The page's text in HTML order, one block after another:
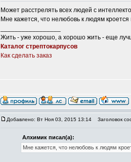
Может расстрелять всех людей с
Мне кажется, что нелюбовь к людям кроется
Жить - уже хорошо, а хорошо жить - еще
Каталог стрептокарпусов
Как сделать заказ
Добавлено: Вт Ноя 03, 2015 13:14 Заголовок
Алхимик писал(а):
Мне кажется, что нелюбовь к людям